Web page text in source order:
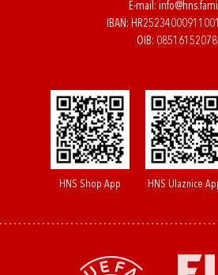
E-mail:
IBAN:
OIB: 08516152078
HNS Shop App HNS Ulaznice